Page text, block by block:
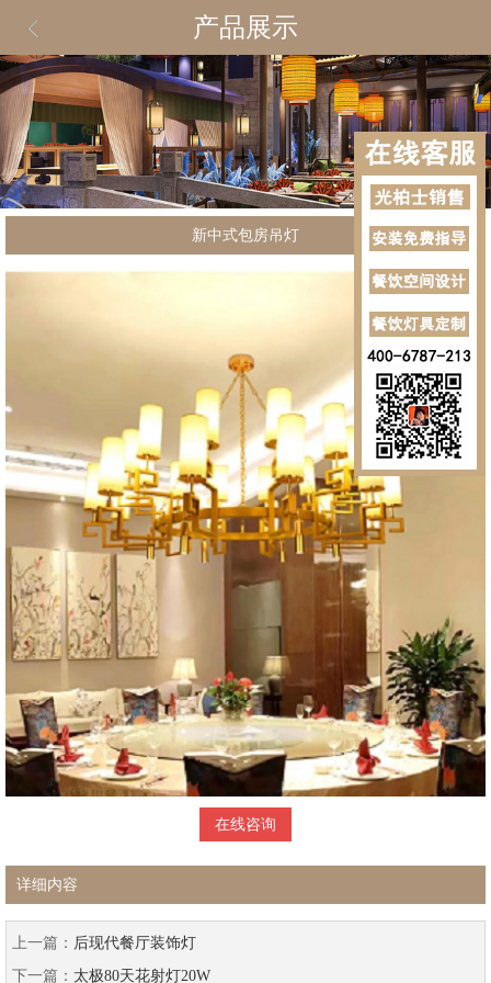
产品展示
新中式包房吊灯
在线咨询
详细内容
上一篇： 后现代餐厅装饰灯
下一篇： 太极80天花射灯20W